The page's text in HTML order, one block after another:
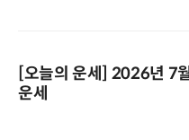
[오늘의 운세] 2026년 7
운세